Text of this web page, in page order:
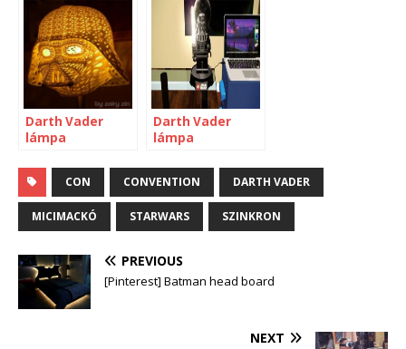
Darth Vader
lámpa
Darth Vader
lámpa
CON CONVENTION DARTH VADER
MICIMACKÓ STARWARS SZINKRON
PREVIOUS
[Pinterest] Batman head board
NEXT